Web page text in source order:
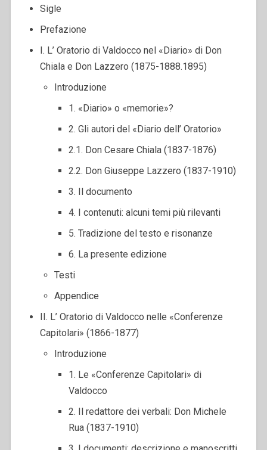
Sigle
Prefazione
I. L’ Oratorio di Valdocco nel «Diario» di Don
Chiala e Don Lazzero (1875-1888.1895)
Introduzione
1. «Diario» o «memorie»?
2. Gli autori del «Diario dell’ Oratorio»
2.1. Don Cesare Chiala (1837-1876)
2.2. Don Giuseppe Lazzero (1837-1910)
3. Il documento
4. I contenuti: alcuni temi più rilevanti
5. Tradizione del testo e risonanze
6. La presente edizione
Testi
Appendice
II. L’ Oratorio di Valdocco nelle «Conferenze
Capitolari» (1866-1877)
Introduzione
1. Le «Conferenze Capitolari» di
Valdocco
2. Il redattore dei verbali: Don Michele
Rua (1837-1910)